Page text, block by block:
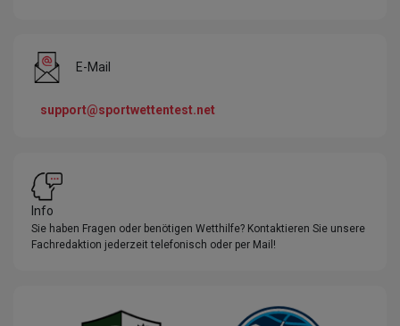
E-Mail
support@sportwettentest.net
Info
Sie haben Fragen oder benötigen Wetthilfe? Kontaktieren Sie unsere
Fachredaktion jederzeit telefonisch oder per Mail!